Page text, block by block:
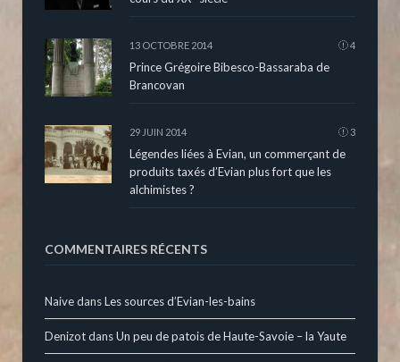
13 OCTOBRE 2014 4
Prince Grégoire Bibesco-Bassaraba de
Brancovan
29 JUIN 2014 3
Légendes liées à Evian, un commerçant de
produits taxés d’Evian plus fort que les
alchimistes ?
COMMENTAIRES RÉCENTS
NaivedansLes sources d’Evian-les-bains
DenizotdansUn peu de patois de Haute-Savoie – la Yaute